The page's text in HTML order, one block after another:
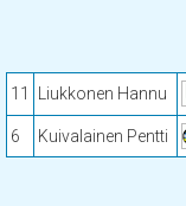
11 Liukkonen Hannu
6 Kuivalainen Pentti